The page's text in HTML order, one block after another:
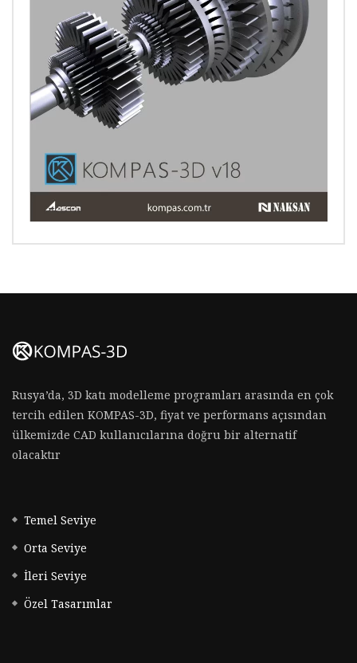
Rusya’da, 3D katı modelleme programları arasında en çok
tercih edilen KOMPAS-3D, fiyat ve performans açısından
ülkemizde CAD kullanıcılarına doğru bir alternatif
olacaktır
Temel Seviye
Orta Seviye
İleri Seviye
Özel Tasarımlar